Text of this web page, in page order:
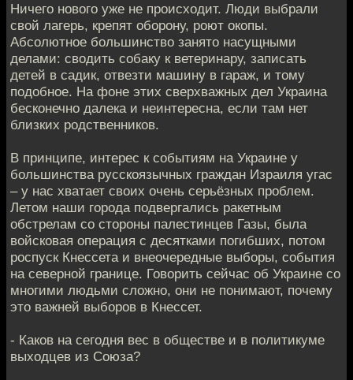
Ничего нового уже не происходит. Люди выбрали
свой лагерь, крепят оборону, роют окопы.
Абсолютное большинство занято насущными
делами: сводить собаку к ветеринару, записать
детей в садик, отвезти машину в гараж, и тому
подобное. На фоне этих сверхважных дел Украина
бесконечно далека и неинтересна, если там нет
близких родственников.
В принципе, интерес к событиям на Украине у
большинства русскоязычных граждан Израиля угас
– у нас хватает своих очень серьёзных проблем.
Летом наши города подвергались ракетным
обстрелам со стороны палестинцев Газы, была
войсковая операция с десятками погибших, потом
роспуск Кнессета и внеочередные выборы, события
на северной границе. Говорить сейчас об Украине со
многими людьми сложно, они не понимают, почему
это важней выборов в Кнессет.
- Каков на сегодня вес в обществе и в политикуме
выходцев из Союза?